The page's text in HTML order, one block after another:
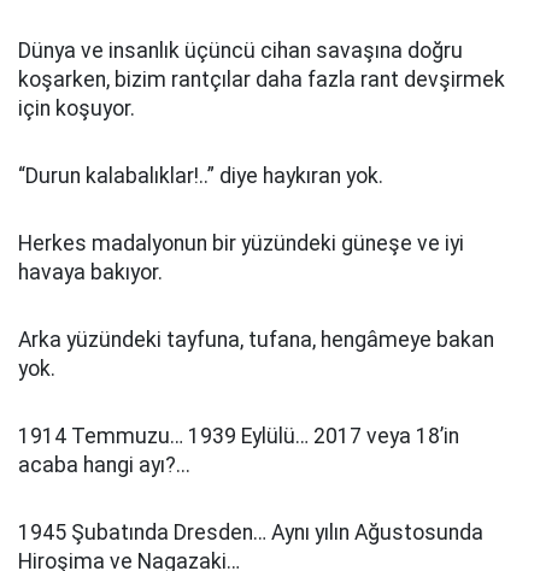
Dünya ve insanlık üçüncü cihan savaşına doğru
koşarken, bizim rantçılar daha fazla rant devşirmek
için koşuyor.
“Durun kalabalıklar!..” diye haykıran yok.
Herkes madalyonun bir yüzündeki güneşe ve iyi
havaya bakıyor.
Arka yüzündeki tayfuna, tufana, hengâmeye bakan
yok.
1914 Temmuzu… 1939 Eylülü… 2017 veya 18’in
acaba hangi ayı?...
1945 Şubatında Dresden… Aynı yılın Ağustosunda
Hiroşima ve Nagazaki…